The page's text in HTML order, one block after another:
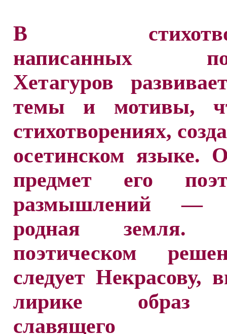
В
написанных по-
Хетагуров
темы и мотивы,
стихотворениях,
осетинском языке.
предмет его
размышлений —
родная
поэтическом
следует Некрасову,
лирике образ
славящего